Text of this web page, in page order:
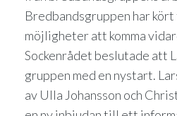
Bredbandsgruppen har kört
möjligheter att komma
Sockenrådet beslutade att
gruppen med en nystart.
av Ulla Johansson och